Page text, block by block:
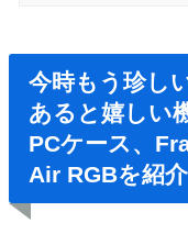
今時もう珍し
あると嬉しい
PCケース、
Air RGBを紹介